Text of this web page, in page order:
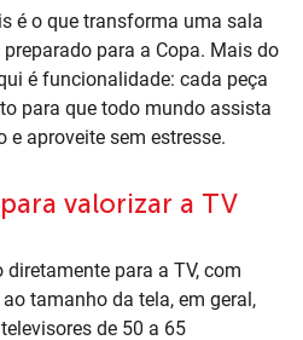
é o que transforma uma sala
para a Copa. Mais do
é funcionalidade: cada peça
para que todo mundo assista
aproveite sem estresse.
valorizar a TV
para a TV, com
tamanho da tela, em geral,
de 50 a 65